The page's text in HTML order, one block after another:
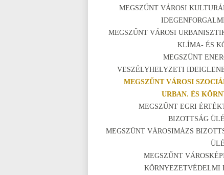
MEGSZŰNT VÁROSI
MEGSZŰNT VÁROSI
KLÍMA- ÉS
MEGSZŰNT
VESZÉLYHELYZETI
MEGSZŰNT VÁROSI
URBAN. ÉS
MEGSZŰNT EGRI
BIZOTTSÁG
MEGSZŰNT VÁROSIMÁZS
MEGSZŰNT
KÖRNYEZETVÉDELMI